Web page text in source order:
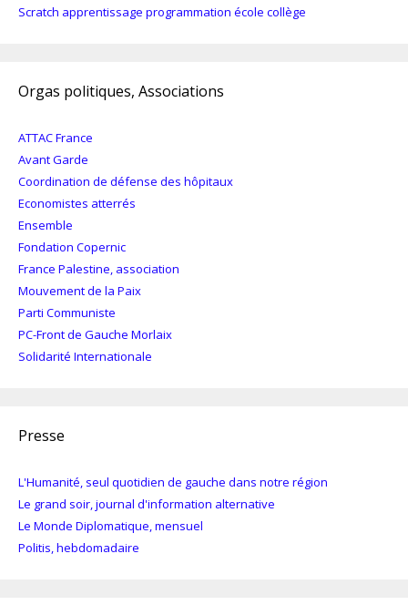
Scratch apprentissage programmation école collège
Orgas politiques, Associations
ATTAC France
Avant Garde
Coordination de défense des hôpitaux
Economistes atterrés
Ensemble
Fondation Copernic
France Palestine, association
Mouvement de la Paix
Parti Communiste
PC-Front de Gauche Morlaix
Solidarité Internationale
Presse
L'Humanité, seul quotidien de gauche dans notre région
Le grand soir, journal d'information alternative
Le Monde Diplomatique, mensuel
Politis, hebdomadaire